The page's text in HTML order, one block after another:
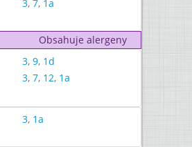
3, 7, 1a
Obsahuje alergeny
3, 9, 1d
3, 7, 12, 1a
3, 1a